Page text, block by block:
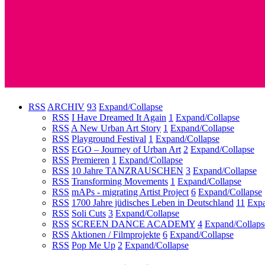
RSS ARCHIV 93 Expand/Collapse
RSS I Have Dreamed It Again 1 Expand/Collapse
RSS A New Urban Art Story 1 Expand/Collapse
RSS Playground Festival 1 Expand/Collapse
RSS EGO – Journey of Urban Art 2 Expand/Collapse
RSS Premieren 1 Expand/Collapse
RSS 10 Jahre TANZRAUSCHEN 3 Expand/Collapse
RSS Transforming Movements 1 Expand/Collapse
RSS mAPs - migrating Artist Project 6 Expand/Collapse
RSS 1700 Jahre jüdisches Leben in Deutschland 11
RSS Soli Cuts 3 Expand/Collapse
RSS SCREEN DANCE ACADEMY 4 Expand/
RSS Aktionen / Filmprojekte 6 Expand/Collapse
RSS Pop Me Up 2 Expand/Collapse